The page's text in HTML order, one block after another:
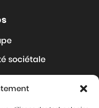
sociétale